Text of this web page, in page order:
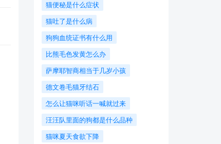
猫便秘是什么症状
猫吐了是什么病
狗狗血统证书有什么用
比熊毛色发黄怎么办
萨摩耶智商相当于几岁小孩
德文卷毛猫牙结石
怎么让猫咪听话一喊就过来
汪汪队里面的狗都是什么品种
猫咪夏天食欲下降